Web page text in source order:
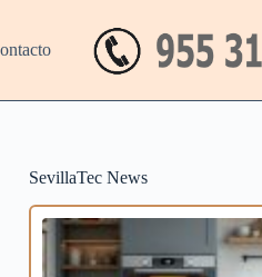
SevillaTec News